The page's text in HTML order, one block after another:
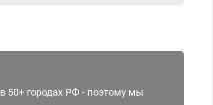
50+ городах РФ - поэтому мы